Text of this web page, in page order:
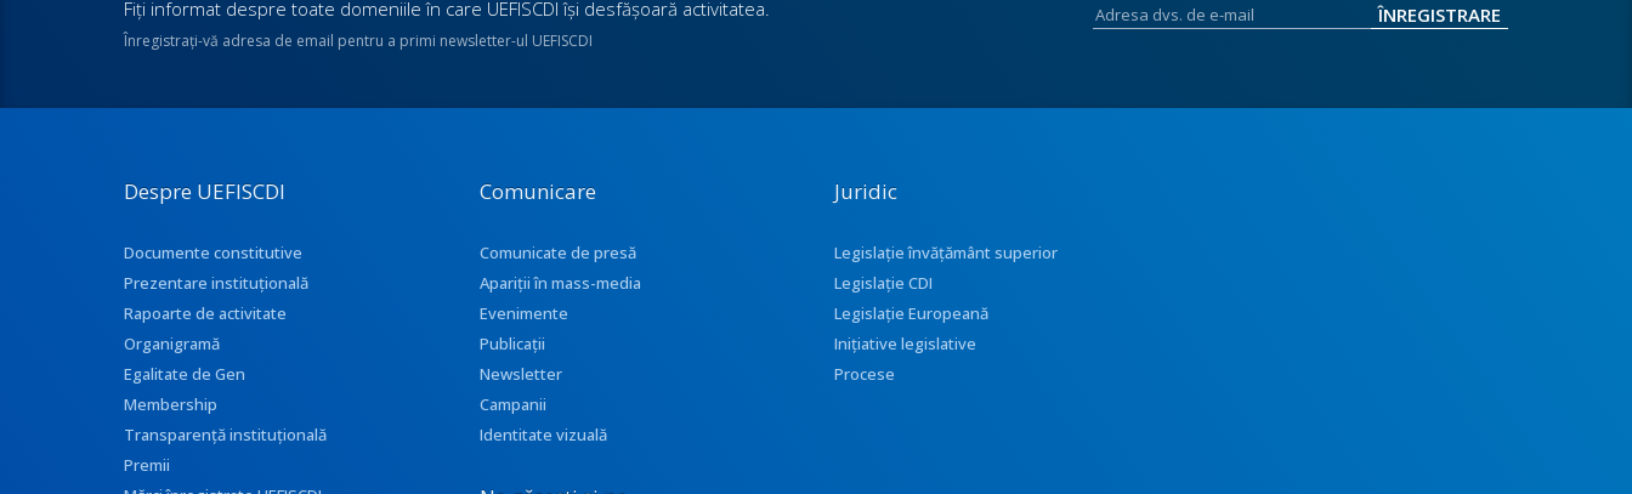
Fiţi informat despre toate domeniile în care UEFISCDI îşi desfăşoară activitatea.
Înregistraţi-vă adresa de email pentru a primi newsletter-ul UEFISCDI
Despre UEFISCDI
Documente constitutive
Prezentare instituţională
Rapoarte de activitate
Organigramă
Egalitate de Gen
Membership
Transparenţă instituţională
Premii
Comunicare
Comunicate de presă
Apariţii în mass-media
Evenimente
Publicații
Newsletter
Campanii
Identitate vizuală
Juridic
Legislație învățământ superior
Legislație CDI
Legislație Europeană
Inițiative legislative
Procese